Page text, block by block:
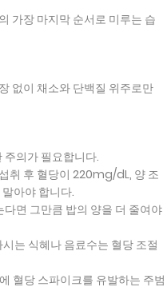
가장 마지막 순서로 미루는 습
없이 채소와 단백질 위주로만
의가 필요합니다.
취 후 혈당이 220mg/dL, 양 조
아야 합니다.
면 그만큼 밥의 양을 더 줄여야
는 식혜나 음료수는 혈당 조절
혈당 스파이크를 유발하는 주범